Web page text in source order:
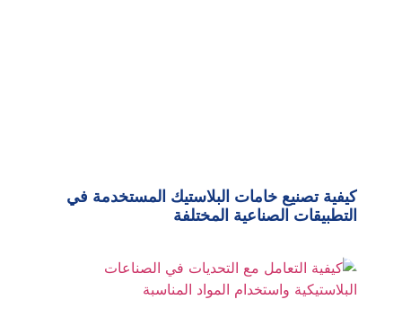
كيفية تصنيع خامات البلاستيك المستخدمة في
التطبيقات الصناعية المختلفة